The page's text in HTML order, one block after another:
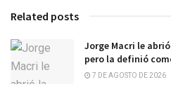
Related posts
Jorge Macri le
pero la definió
7 DE AGOSTO DE 2026